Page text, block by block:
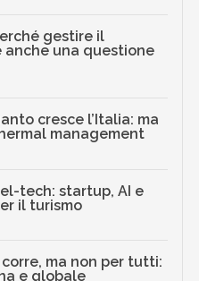
gestire il
anche una questione
cresce l’Italia: ma
management
tech: startup, AI e
il turismo
corre, ma non per tutti:
e globale